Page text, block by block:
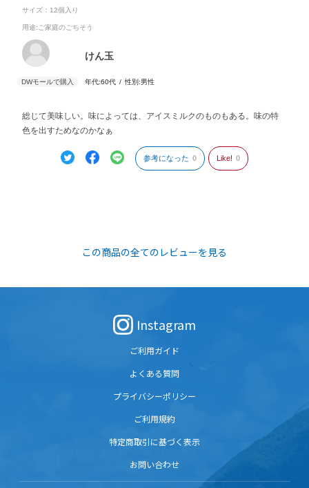
サイズ：12個入り
用途:ご家庭のごちそう
けん玉
年代:60代 性別:男性
総じて美味しい。味によっては、アイスミルクのものもある。味の特
色を出すためなのかなぁ
参考になった 0 Like! 0
この商品の全てのレビューを見る
Instagram
ご利用ガイド
よくある質問
プライバシーポリシー
ご利用規約
特定商取引に基づく表示
お問い合わせ